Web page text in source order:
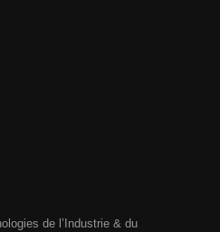
de l’Industrie & du